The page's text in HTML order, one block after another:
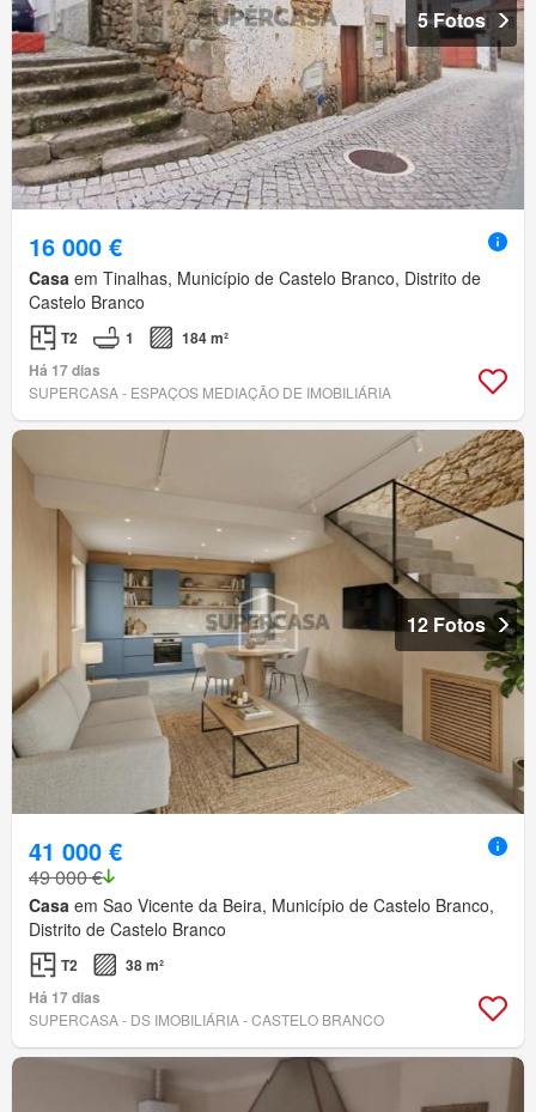
5 Fotos
16 000 €
Casa em Tinalhas, Município de Castelo Branco, Distrito de
Castelo Branco
T2 1
184 m²
Há 17 dias
SUPERCASA - ESPAÇOS MEDIAÇÃO DE IMOBILIÁRIA
12 Fotos
41 000 €
49 000 €
Casa em Sao Vicente da Beira, Município de Castelo Branco,
Distrito de Castelo Branco
T2
38 m²
Há 17 dias
SUPERCASA - DS IMOBILIÁRIA - CASTELO BRANCO